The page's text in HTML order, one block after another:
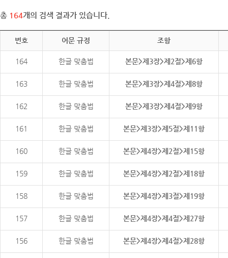
총 164개의 검색 결과가 있습니다.
번호 어문 규정 조항
164 한글 맞춤법 본문>제3장>제2절>제6항
163 한글 맞춤법 본문>제3장>제4절>제8항
162 한글 맞춤법 본문>제3장>제4절>제9항
161 한글 맞춤법 본문>제3장>제5절>제11항
160 한글 맞춤법 본문>제4장>제2절>제15항
159 한글 맞춤법 본문>제4장>제2절>제18항
158 한글 맞춤법 본문>제4장>제3절>제19항
157 한글 맞춤법 본문>제4장>제4절>제27항
156 한글 맞춤법 본문>제4장>제4절>제28항